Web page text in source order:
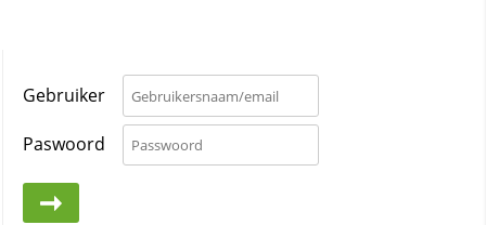
Gebruiker
Paswoord